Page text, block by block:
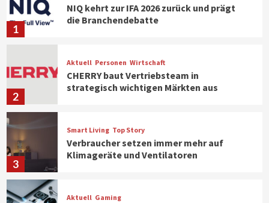
1
NIQ kehrt zur IFA 2026 zurück und prägt
die Branchendebatte
2
Aktuell Personen Wirtschaft
CHERRY baut Vertriebsteam in
strategisch wichtigen Märkten aus
3
Smart Living Top Story
Verbraucher setzen immer mehr auf
Klimageräte und Ventilatoren
Aktuell Gaming